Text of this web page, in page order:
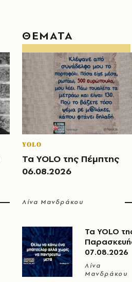
ΘΕΜΑΤΑ
YOLO
Τα YOLO της Πέμπτης
06.08.2026
Λίνα Μανδράκου
Τα YOLO
07.08.2026
Λίνα
Μανδράκου